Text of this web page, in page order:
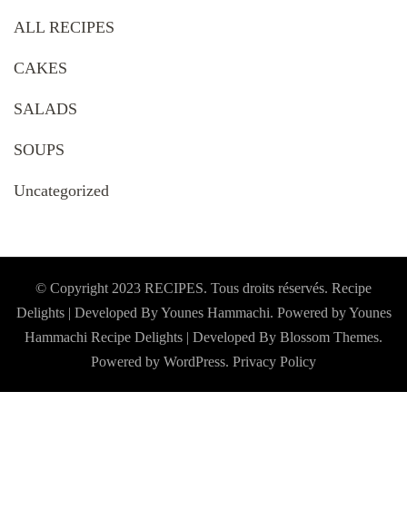
ALL RECIPES
CAKES
SALADS
SOUPS
Uncategorized
© Copyright 2023 RECIPES. Tous droits réservés. Recipe
Delights | Developed By Younes Hammachi. Powered by Younes
Hammachi Recipe Delights | Developed By Blossom Themes.
Powered by WordPress. Privacy Policy